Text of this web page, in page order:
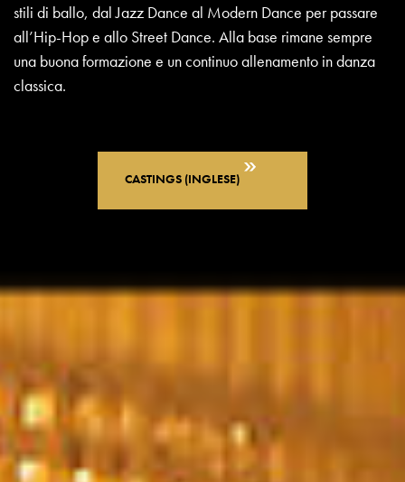
stili di ballo, dal Jazz Dance al Modern Dance per passare
all’Hip-Hop e allo Street Dance. Alla base rimane sempre
una buona formazione e un continuo allenamento in danza
classica.
CASTINGS (INGLESE)